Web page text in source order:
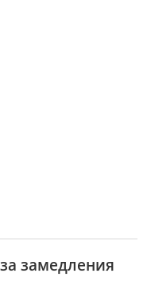
замедления